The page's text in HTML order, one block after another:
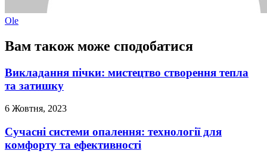
Ole
Вам також може сподобатися
Викладання пічки: мистецтво створення тепла
та затишку
6 Жовтня, 2023
Сучасні системи опалення: технології для
комфорту та ефективності